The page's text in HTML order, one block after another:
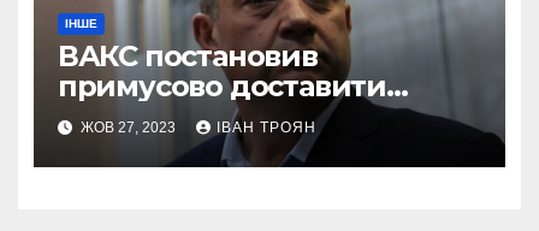
ІНШЕ
ВАКС постановив
примусово доставити
Дубневича до суду
ЖОВ 27, 2023 ІВАН ТРОЯН